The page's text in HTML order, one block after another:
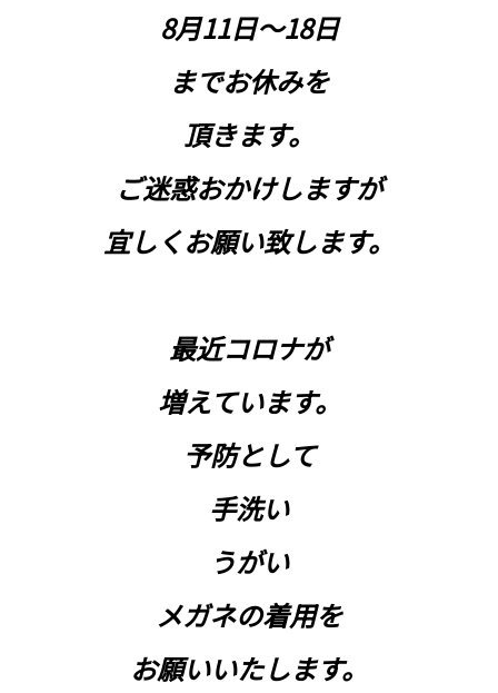
8月11日～18日
までお休みを
頂きます。
ご迷惑おかけしますが
宜しくお願い致します。
最近コロナが
増えています。
予防として
手洗い
うがい
メガネの着用を
お願いいたします。